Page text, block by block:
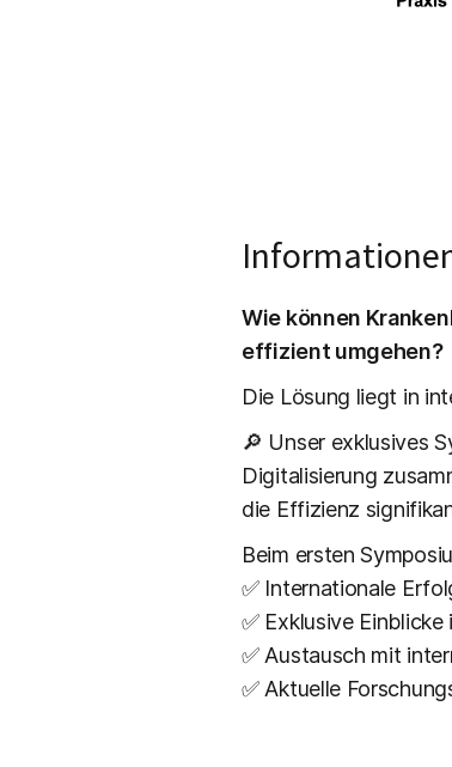
Wie können
effizient umgehen?
Die Lösung liegt in
🔎 Unser exklusives
Digitalisierung
die Effizienz
Beim ersten
✅ Internationale
✅ Exklusive
✅ Austausch mit
✅ Aktuelle